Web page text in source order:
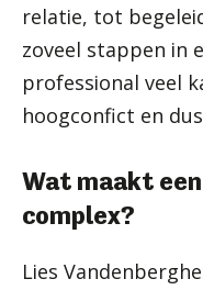
relatie, tot
zoveel stappen in
professional veel
hoogconfict en
Wat maakt
complex?
Lies